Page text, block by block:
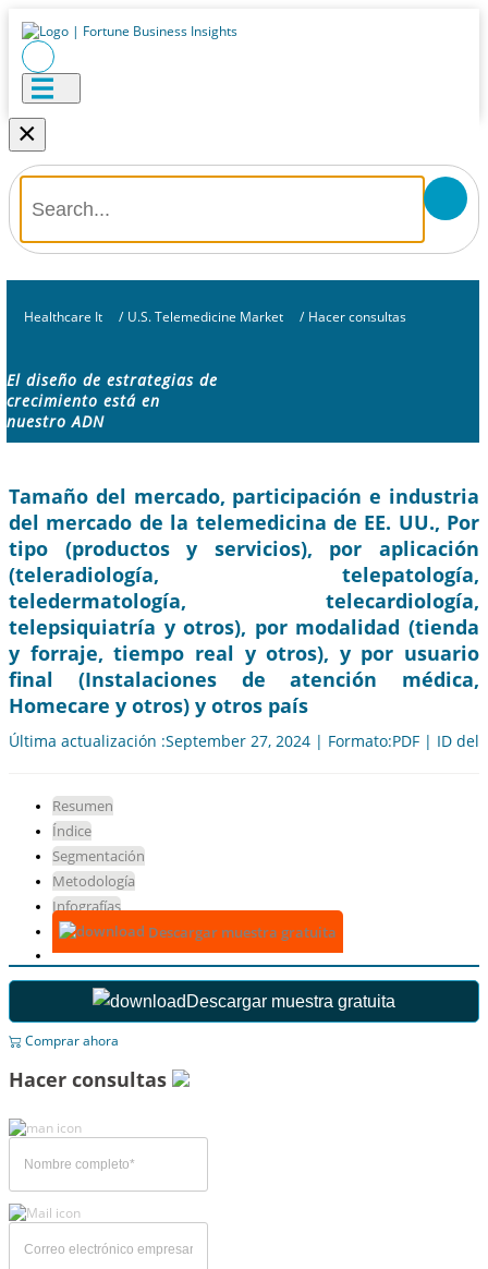
×
Healthcare It / U.S. Telemedicine Market / Hacer consultas
El diseño de estrategias de
crecimiento está en
nuestro ADN
Tamaño del mercado, participación e industria
del mercado de la telemedicina de EE. UU., Por
tipo (productos y servicios), por aplicación
(teleradiología, telepatología,
teledermatología, telecardiología,
telepsiquiatría y otros), por modalidad (tienda
y forraje, tiempo real y otros), y por usuario
final (Instalaciones de atención médica,
Homecare y otros) y otros país
Última actualización :September 27, 2024 | Formato:PDF | ID del
Resumen
Índice
Segmentación
Metodología
Infografías
Descargar muestra gratuita
Descargar muestra gratuita
Comprar ahora
Hacer consultas